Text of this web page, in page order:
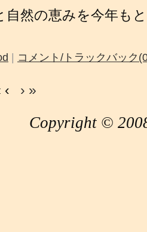
自然の恵みを今年も
コメント/トラックバック
‹ › »
Copyright ©